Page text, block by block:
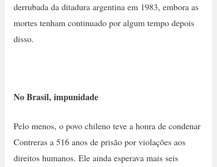
derrubada da ditadura argentina em 1983, embora as
mortes tenham continuado por algum tempo depois
disso.
No Brasil, impunidade
Pelo menos, o povo chileno teve a honra de condenar
Contreras a 516 anos de prisão por violações aos
direitos humanos. Ele ainda esperava mais seis